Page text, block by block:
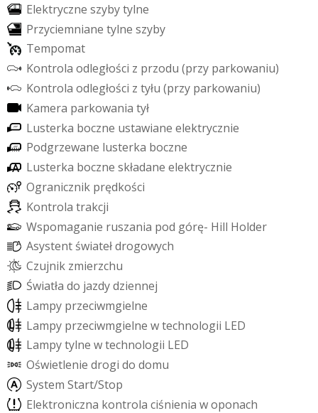
Elektryczne szybytylne
Przyciemniane tylne szyby
Tempomat
Kontrola odległości z przodu (przy parkowaniu)
Kontrola odległości z tyłu (przy parkowaniu)
Kamera parkowania tył
Lusterka boczne ustawiane elektrycznie
Podgrzewane lusterka boczne
Lusterka boczne składane elektrycznie
Ogranicznik prędkości
Kontrola trakcji
Wspomaganie ruszania pod górę- Hill Holder
Asystent światełdrogowych
Czujnik zmierzchu
Światła do jazdydziennej
Lampy przeciwmgielne
Lampy przeciwmgielne wtechnologii LED
Lampytylne wtechnologii LED
Oświetlenie drogi do domu
System Start/Stop
Elektroniczna kontrola ciśnienia woponach